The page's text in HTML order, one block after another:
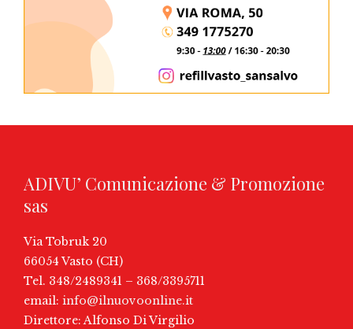
ADIVU’ Comunicazione & Promozione
sas
Via Tobruk 20
66054 Vasto (CH)
Tel. 348/2489341 – 368/3395711
email: info@ilnuovoonline.it
Direttore: Alfonso Di Virgilio